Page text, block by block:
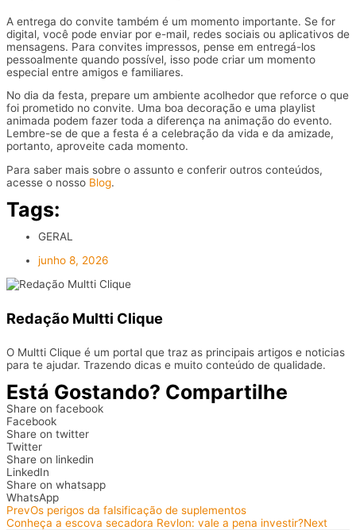
A entrega do convite também é um momento importante. Se for
digital, você pode enviar por e-mail, redes sociais ou aplicativos de
mensagens. Para convites impressos, pense em entregá-los
pessoalmente quando possível, isso pode criar um momento
especial entre amigos e familiares.
No dia da festa, prepare um ambiente acolhedor que reforce o que
foi prometido no convite. Uma boa decoração e uma playlist
animada podem fazer toda a diferença na animação do evento.
Lembre-se de que a festa é a celebração da vida e da amizade,
portanto, aproveite cada momento.
Para saber mais sobre o assunto e conferir outros conteúdos,
acesse o nosso Blog.
Tags:
GERAL
junho 8, 2026
Redação Multti Clique
O Multti Clique é um portal que traz as principais artigos e noticias
para te ajudar. Trazendo dicas e muito conteúdo de qualidade.
Está Gostando? Compartilhe
Share on facebook
Facebook
Share on twitter
Twitter
Share on linkedin
LinkedIn
Share on whatsapp
WhatsApp
PrevOs perigos da falsificação de suplementos
Conheça a escova secadora Revlon: vale a pena investir?Next